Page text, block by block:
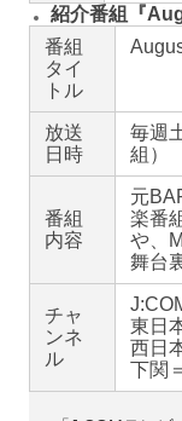
紹介番組『
番組
タイ
トル
放送
日時
毎週
組）
番組
内容
元
楽番
や、
舞台
チャ
ンネ
ル
東日
西日
下関